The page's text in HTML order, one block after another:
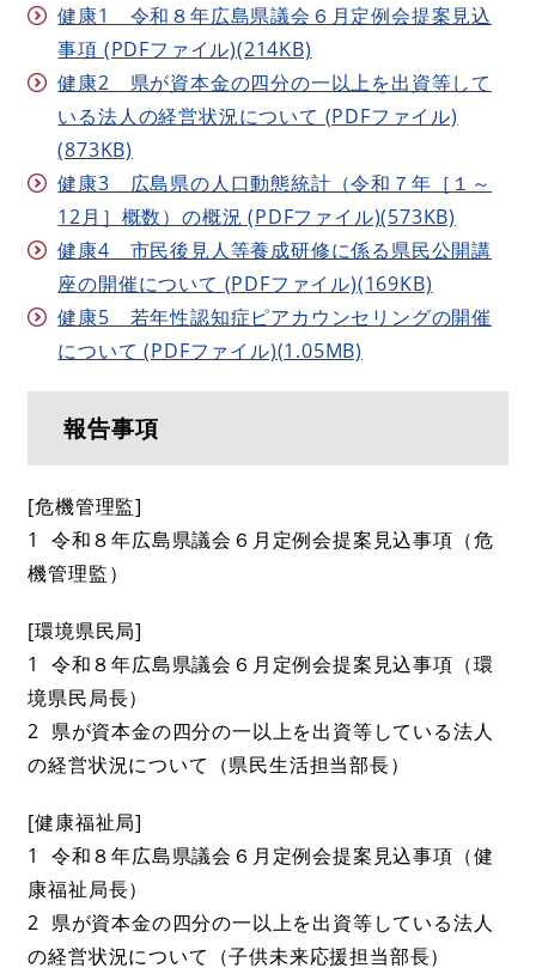
健康1 令和８年広島県議会６月定例会提案見込
事項 (PDFファイル)(214KB)
健康2 県が資本金の四分の一以上を出資等して
いる法人の経営状況について (PDFファイル)
(873KB)
健康3 広島県の人口動態統計（令和７年［１～
12月］概数）の概況 (PDFファイル)(573KB)
健康4 市民後見人等養成研修に係る県民公開講
座の開催について (PDFファイル)(169KB)
健康5 若年性認知症ピアカウンセリングの開催
について (PDFファイル)(1.05MB)
報告事項
[危機管理監]
1 令和８年広島県議会６月定例会提案見込事項（危
機管理監）
[環境県民局]
1 令和８年広島県議会６月定例会提案見込事項（環
境県民局長）
2 県が資本金の四分の一以上を出資等している法人
の経営状況について（県民生活担当部長）
[健康福祉局]
1 令和８年広島県議会６月定例会提案見込事項（健
康福祉局長）
2 県が資本金の四分の一以上を出資等している法人
の経営状況について（子供未来応援担当部長）